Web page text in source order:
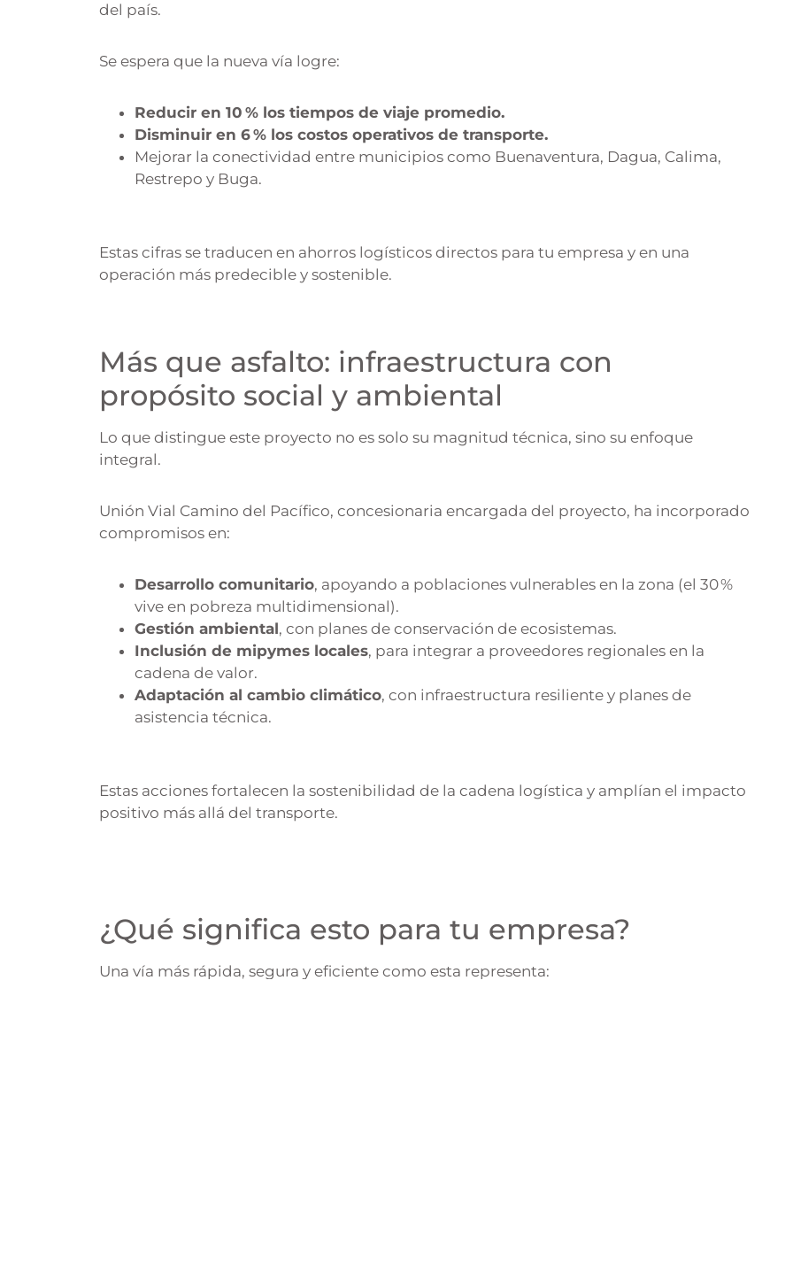
del país.
Se espera que la nueva vía logre:
Reducir en 10 % los tiempos de viaje promedio.
Disminuir en 6 % los costos operativos de transporte.
Mejorar la conectividad entre municipios como Buenaventura, Dagua, Calima,
Restrepo y Buga.
Estas cifras se traducen en ahorros logísticos directos para tu empresa y en una
operación más predecible y sostenible.
Más que asfalto: infraestructura con
propósito social y ambiental
Lo que distingue este proyecto no es solo su magnitud técnica, sino su enfoque
integral.
Unión Vial Camino del Pacífico, concesionaria encargada del proyecto, ha incorporado
compromisos en:
Desarrollo comunitario, apoyando a poblaciones vulnerables en la zona (el 30 %
vive en pobreza multidimensional).
Gestión ambiental, con planes de conservación de ecosistemas.
Inclusión de mipymes locales, para integrar a proveedores regionales en la
cadena de valor.
Adaptación al cambio climático, con infraestructura resiliente y planes de
asistencia técnica.
Estas acciones fortalecen la sostenibilidad de la cadena logística y amplían el impacto
positivo más allá del transporte.
¿Qué significa esto para tu empresa?
Una vía más rápida, segura y eficiente como esta representa: